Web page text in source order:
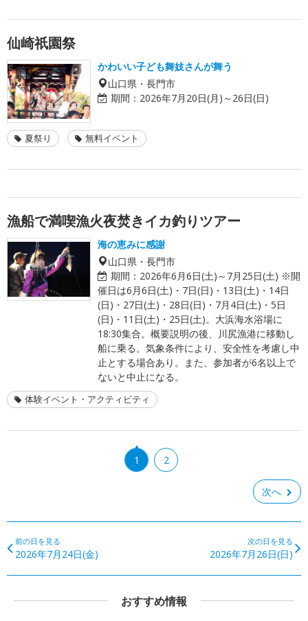
仙崎祇園祭
かわいい子ども舞妓さんが舞う
山口県・長門市
期間： 2026年7月20日(月)～26日(日)
夏祭り 無料イベント
漁船で満喫漁火夜焚きイカ釣りツアー
海の恵みに感謝
山口県・長門市
期間： 2026年6月6日(土)～7月25日(土) ※開
催日は6月6日(土)・7日(日)・13日(土)・14日
(日)・27日(土)・28日(日)・7月4日(土)・5日
(日)・11日(土)・25日(土)。大浜海水浴場に
18:30集合。概要説明の後、川尻漁港に移動し
船に乗る。気象条件により、安全性を考慮し中
止とする場合あり。また、参加者が6名以上で
ないと中止になる。
体験イベント・アクティビティ
1 2
次へ
前の日を見る
2026年7月24日(金)
次の日を見る
2026年7月26日(日)
おすすめ情報